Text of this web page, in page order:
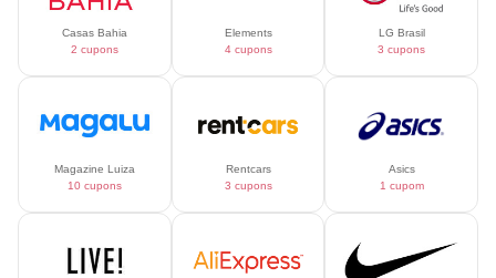
Casas Bahia
2 cupons
Elements
4 cupons
LG Brasil
3 cupons
Magazine Luiza
10 cupons
Rentcars
3 cupons
Asics
1 cupom